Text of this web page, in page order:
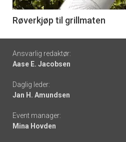
6
Røverkjøp til grillmaten
Footer
-
links
Ansvarlig redaktør:
Aase E. Jacobsen
Daglig leder:
Jan H. Amundsen
Event manager:
Mina Hovden